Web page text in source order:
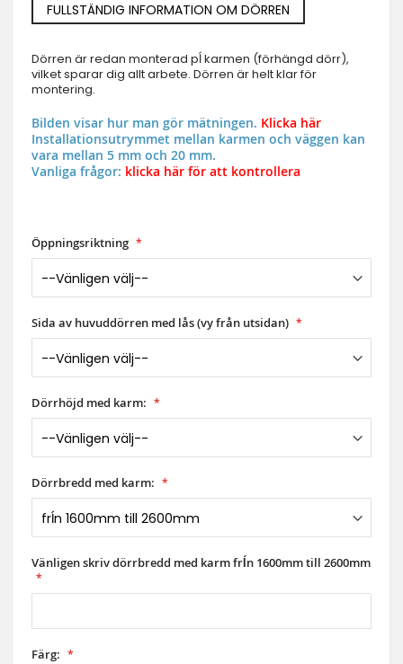
FULLSTÄNDIG INFORMATION OM DÖRREN
Dörren är redan monterad pĺ karmen (förhängd dörr),
vilket sparar dig allt arbete. Dörren är helt klar för
montering.
Bilden visar hur man gör mätningen. Klicka här
Installationsutrymmet mellan karmen och väggen kan
vara mellan 5 mm och 20 mm.
Vanliga frågor: klicka här för att kontrollera
Öppningsriktning
Sida av huvuddörren med lås (vy från utsidan)
Dörrhöjd med karm:
Dörrbredd med karm:
Vänligen skriv dörrbredd med karm frĺn 1600mm till 2600mm
Färg: